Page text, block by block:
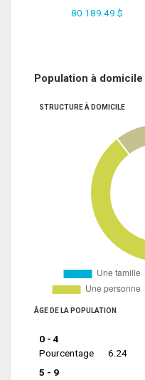
80 189.49 $
Population à domicile
STRUCTURE À DOMICILE
ÂGE DE LA POPULATION
0 - 4
Pourcentage
6.24
5 - 9